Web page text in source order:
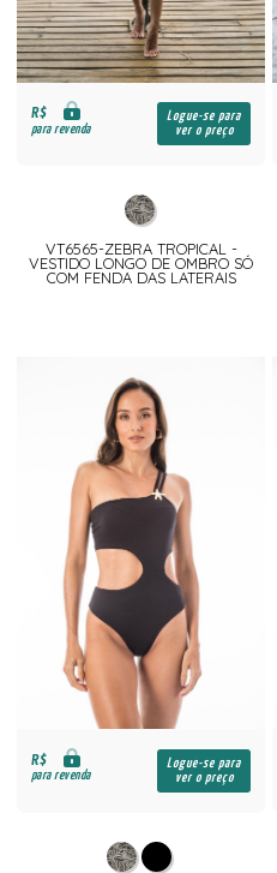
R$
para revenda
Logue-se para
ver o preço
VT6565-ZEBRA TROPICAL -
VESTIDO LONGO DE OMBRO SÓ
COM FENDA DAS LATERAIS
R$
para revenda
Logue-se para
ver o preço